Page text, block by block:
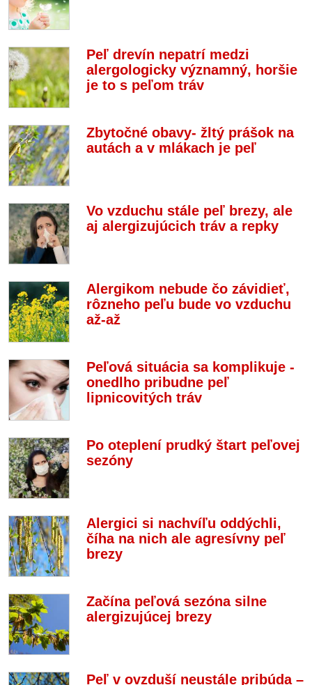
Peľ drevín nepatrí medzi
alergologicky významný, horšie
je to s peľom tráv
Zbytočné obavy- žltý prášok na
autách a v mlákach je peľ
Vo vzduchu stále peľ brezy, ale
aj alergizujúcich tráv a repky
Alergikom nebude čo závidieť,
rôzneho peľu bude vo vzduchu
až-až
Peľová situácia sa komplikuje -
onedlho pribudne peľ
lipnicovitých tráv
Po oteplení prudký štart peľovej
sezóny
Alergici si nachvíľu oddýchli,
číha na nich ale agresívny peľ
brezy
Začína peľová sezóna silne
alergizujúcej brezy
Peľ v ovzduší neustále pribúda –